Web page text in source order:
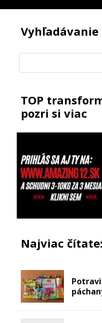
Vyhľadávanie
TOP
pozri si viac
Najviac čítate: